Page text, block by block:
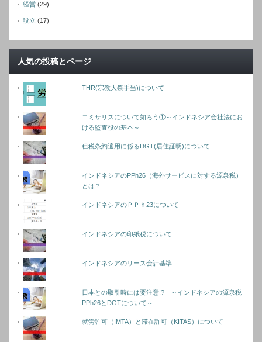
経営 (29)
設立 (17)
人気の投稿とページ
THR(宗教大祭手当)について
コミサリスについて知ろう①～インドネシア会社法にお
ける監査役の基本～
租税条約適用に係るDGT(居住証明)について
インドネシアのPPh26（海外サービスに対する源泉税）
とは？
インドネシアのＰＰｈ23について
インドネシアの印紙税について
インドネシアのリース会計基準
日本との取引時には要注意!? ～インドネシアの源泉税
PPh26とDGTについて～
就労許可（IMTA）と滞在許可（KITAS）について